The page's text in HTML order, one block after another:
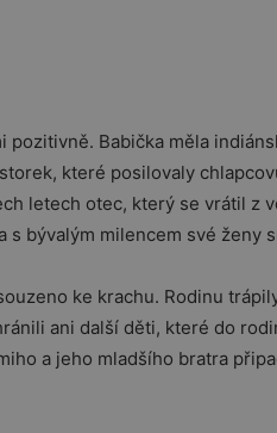
Babička měla
které posilovaly
letech otec, který se vrátil z
s bývalým milencem své ženy
ke krachu. Rodinu
ani další děti, které do
a jeho mladšího bratra